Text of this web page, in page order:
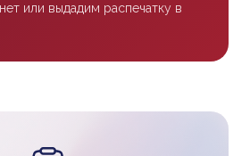
или выдадим распечатку в